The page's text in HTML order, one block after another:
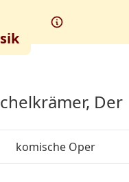
Der
komische Oper